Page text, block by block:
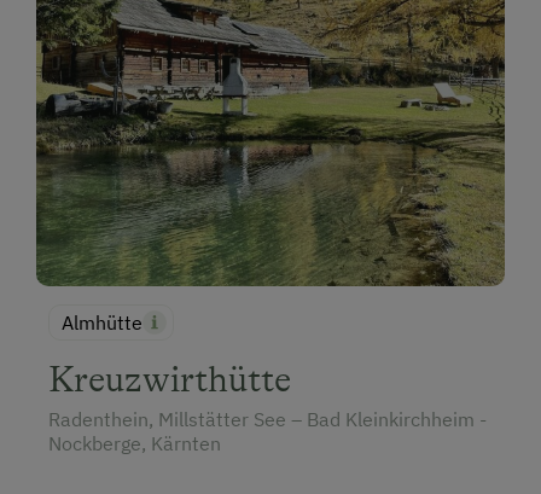
Almhütte
Kreuzwirthütte
Radenthein, Millstätter See – Bad Kleinkirchheim -
Nockberge, Kärnten